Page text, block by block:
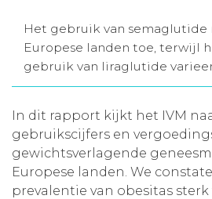
Aanmelden nieuwsbrief
Inloggen
Toegang
Het gebruik van semaglutide
Europese landen toe, terwijl
gebruik van liraglutide
In dit rapport kijkt het IVM
gebruikscijfers en
gewichtsverlagende
Europese landen. We
prevalentie van obesitas